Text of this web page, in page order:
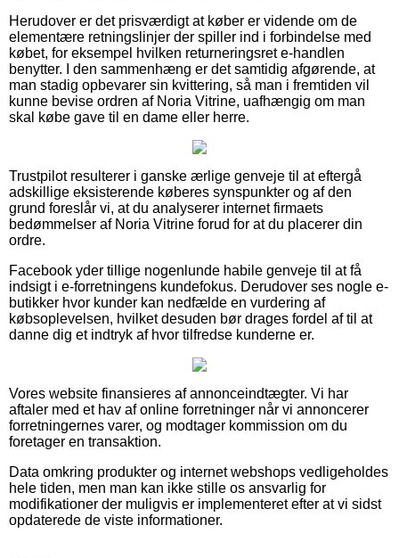
Herudover er det prisværdigt at køber er vidende om de
elementære retningslinjer der spiller ind i forbindelse med
købet, for eksempel hvilken returneringsret e-handlen
benytter. I den sammenhæng er det samtidig afgørende, at
man stadig opbevarer sin kvittering, så man i fremtiden vil
kunne bevise ordren af Noria Vitrine, uafhængig om man
skal købe gave til en dame eller herre.
Trustpilot resulterer i ganske ærlige genveje til at eftergå
adskillige eksisterende køberes synspunkter og af den
grund foreslår vi, at du analyserer internet firmaets
bedømmelser af Noria Vitrine forud for at du placerer din
ordre.
Facebook yder tillige nogenlunde habile genveje til at få
indsigt i e-forretningens kundefokus. Derudover ses nogle e-
butikker hvor kunder kan nedfælde en vurdering af
købsoplevelsen, hvilket desuden bør drages fordel af til at
danne dig et indtryk af hvor tilfredse kunderne er.
Vores website finansieres af annonceindtægter. Vi har
aftaler med et hav af online forretninger når vi annoncerer
forretningernes varer, og modtager kommission om du
foretager en transaktion.
Data omkring produkter og internet webshops vedligeholdes
hele tiden, men man kan ikke stille os ansvarlig for
modifikationer der muligvis er implementeret efter at vi sidst
opdaterede de viste informationer.